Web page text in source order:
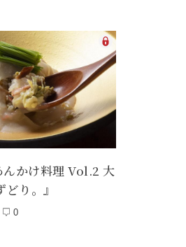
んかけ料理 Vol.2 大
り。』
0